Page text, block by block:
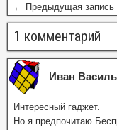
← Предыдущая запись
1 комментарий
Иван
Интересный гаджет.
Но я предпочитаю